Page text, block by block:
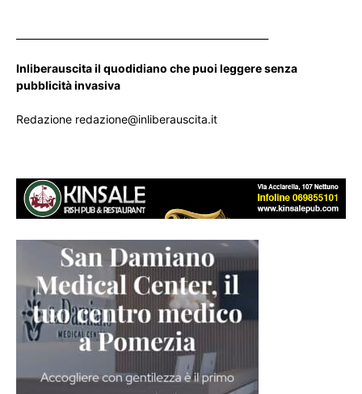
Inliberauscita il quodidiano che puoi leggere senza
pubblicità invasiva
Redazione redazione@inliberauscita.it